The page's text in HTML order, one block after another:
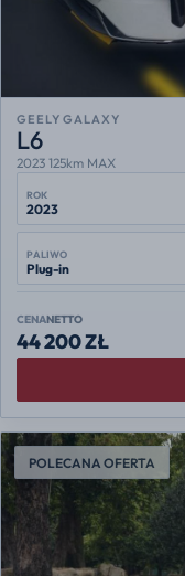
GEELY GALAXY
L6
2023 125km MAX
ROK
2023
PALIWO
Plug-in
CENANETTO
44 200 ZŁ
POLECANA OFERTA